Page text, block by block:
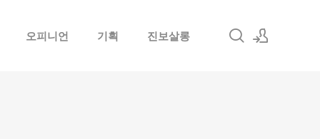
오피니언 기획 진보살롱